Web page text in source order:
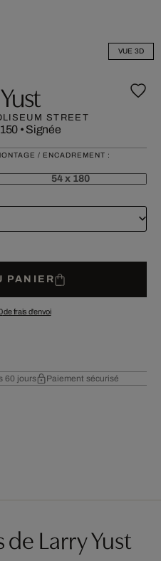
VUE 3D
STREET
• Signée
/ ENCADREMENT :
54 x 180
PANIER
de frais d'envoi
60 jours Paiement sécurisé
Larry Yust